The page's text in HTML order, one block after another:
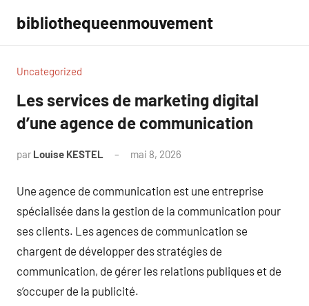
contenu
bibliothequeenmouvement
Uncategorized
Les services de marketing digital
d’une agence de communication
par Louise KESTEL mai 8, 2026
Une agence de communication est une entreprise
spécialisée dans la gestion de la communication pour
ses clients. Les agences de communication se
chargent de développer des stratégies de
communication, de gérer les relations publiques et de
s’occuper de la publicité.